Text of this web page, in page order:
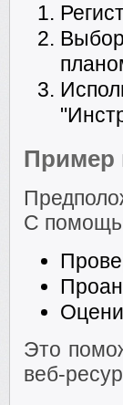
Пример
С
Это
веб-